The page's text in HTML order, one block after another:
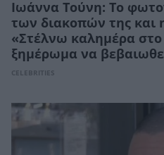
Ιωάννα Τούνη: Το
των διακοπών της και
«Στέλνω καλημέρα στο
ξημέρωμα να
CELEBRITIES